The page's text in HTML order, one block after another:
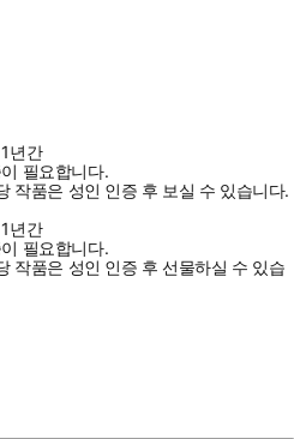
년간
필요합니다.
작품은 성인 인증 후 보실 수 있습니다.
년간
필요합니다.
작품은 성인 인증 후 선물하실 수 있습